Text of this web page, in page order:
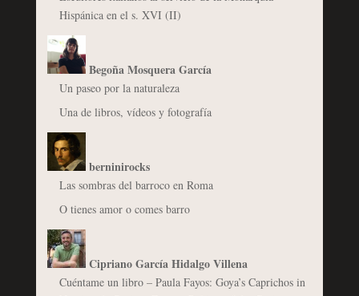
Hispánica en el s. XVI (II)
Begoña Mosquera García
Un paseo por la naturaleza
Una de libros, vídeos y fotografía
berninirocks
Las sombras del barroco en Roma
O tienes amor o comes barro
Cipriano García Hidalgo Villena
Cuéntame un libro – Paula Fayos: Goya’s Caprichos in